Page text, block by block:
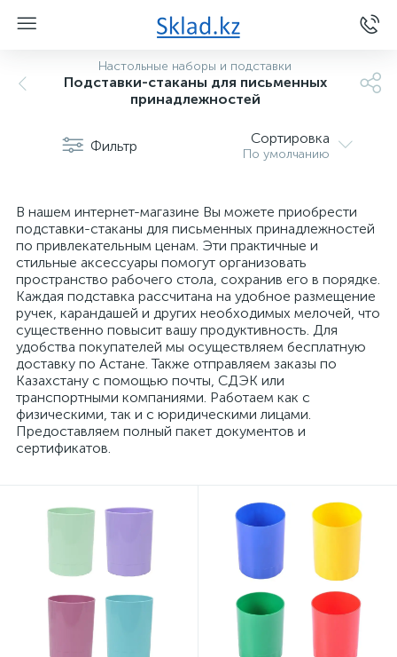
Настольные наборы и подставки
Подставки-стаканы для письменных
принадлежностей
Фильтр Сортировка
По умолчанию
В нашем интернет-магазине Вы можете приобрести
подставки-стаканы для письменных принадлежностей
по привлекательным ценам. Эти практичные и
стильные аксессуары помогут организовать
пространство рабочего стола, сохранив его в порядке.
Каждая подставка рассчитана на удобное размещение
ручек, карандашей и других необходимых мелочей, что
существенно повысит вашу продуктивность. Для
удобства покупателей мы осуществляем бесплатную
доставку по Астане. Также отправляем заказы по
Казахстану с помощью почты, СДЭК или
транспортными компаниями. Работаем как с
физическими, так и с юридическими лицами.
Предоставляем полный пакет документов и
сертификатов.